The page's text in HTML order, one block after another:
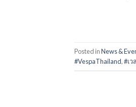
Posted inNews &
#VespaThailand,#เว